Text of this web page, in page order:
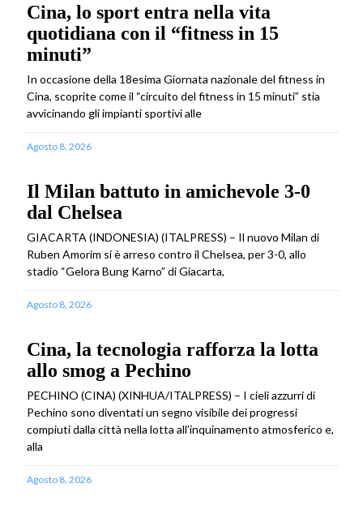
Cina, lo sport entra nella vita
quotidiana con il “fitness in 15
minuti”
In occasione della 18esima Giornata nazionale del fitness in
Cina, scoprite come il “circuito del fitness in 15 minuti” stia
avvicinando gli impianti sportivi alle
Agosto 8, 2026
Il Milan battuto in amichevole 3-0
dal Chelsea
GIACARTA (INDONESIA) (ITALPRESS) – Il nuovo Milan di
Ruben Amorim si è arreso contro il Chelsea, per 3-0, allo
stadio “Gelora Bung Karno” di Giacarta,
Agosto 8, 2026
Cina, la tecnologia rafforza la lotta
allo smog a Pechino
PECHINO (CINA) (XINHUA/ITALPRESS) – I cieli azzurri di
Pechino sono diventati un segno visibile dei progressi
compiuti dalla città nella lotta all’inquinamento atmosferico e,
alla
Agosto 8, 2026